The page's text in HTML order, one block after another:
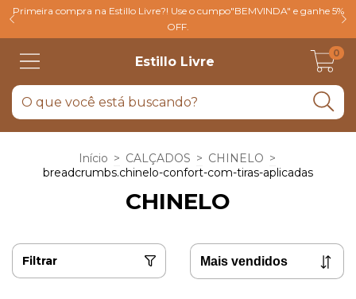
Primeira compra na Estillo Livre?! Use o cumpo"BEMVINDA" e ganhe 5%
OFF.
Estillo Livre
0
Início > CALÇADOS > CHINELO >
breadcrumbs.chinelo-confort-com-tiras-aplicadas
CHINELO
Filtrar